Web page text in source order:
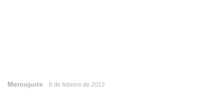
Mercojuris 8 de febrero de 2012